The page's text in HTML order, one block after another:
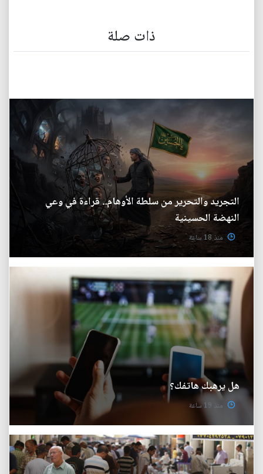
ذات صلة
التجريد والتحرير من سلطة الأوهام.. قراءة في وعي
النهضة الحسينية
منذ 18 ساعة
هل يرهبك هاتفك؟
منذ 19 ساعة